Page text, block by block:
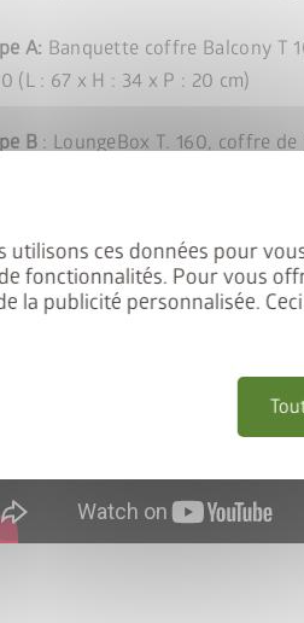
utilisons ces données pour
fonctionnalités. Pour vous
la publicité personnalisée.
A: Banquette coffre Balcony T
(L : 67 x H : 34 x P : 20 cm)
B: LoungeBox T. 160, coffre de
C: LoungeBox T. 200, coffre
x P : 20 cm)